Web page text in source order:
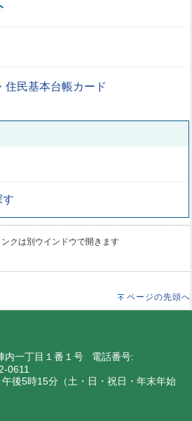
住民基本台帳カード
す
クは別ウインドウで開きます
ページの先頭へ
内一丁目１番１号 電話番号:
0611
後5時15分（土・日・祝日・年末年始